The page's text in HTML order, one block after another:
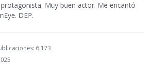
Muy buen actor. Me encantó
DEP.
6,173